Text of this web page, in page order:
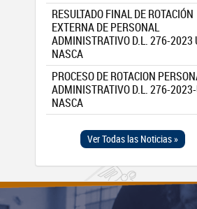
RESULTADO FINAL DE ROTACIÓN
EXTERNA DE PERSONAL
ADMINISTRATIVO D.L. 276-2023
NASCA
PROCESO DE ROTACION
ADMINISTRATIVO D.L. 276-
NASCA
Ver Todas las Noticias »